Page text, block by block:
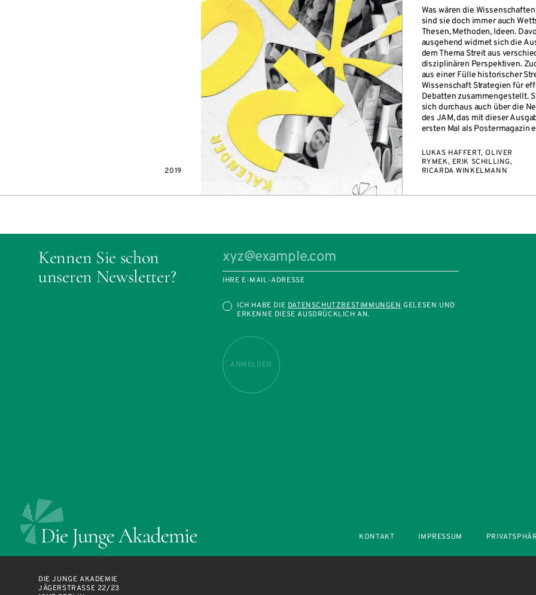
2019
Was wären die
sind sie doch immer auch
Thesen, Methoden, Ideen.
ausgehend widmet sich die
dem Thema Streit aus
disziplinären Perspektiven.
aus einer Fülle historischer
Wissenschaft Strategien für
Debatten zusammengestellt.
sich durchaus auch über die
des JAM, das mit dieser
ersten Mal als Postermagazin
LUKAS HAFFERT, OLIVER
RYMEK, ERIK SCHILLING,
RICARDA WINKELMANN
Kennen Sie schon
unseren Newsletter?
IHRE E-MAIL-ADRESSE
ICH HABE DIEDATENSCHUTZBESTIMMUNGENGELESEN UND
ERKENNE DIESE AUSDRÜCKLICH AN.
ANMELDEN
KONTAKT IMPRESSUM
DIE JUNGE AKADEMIE
JÄGERSTRASSE 22/23